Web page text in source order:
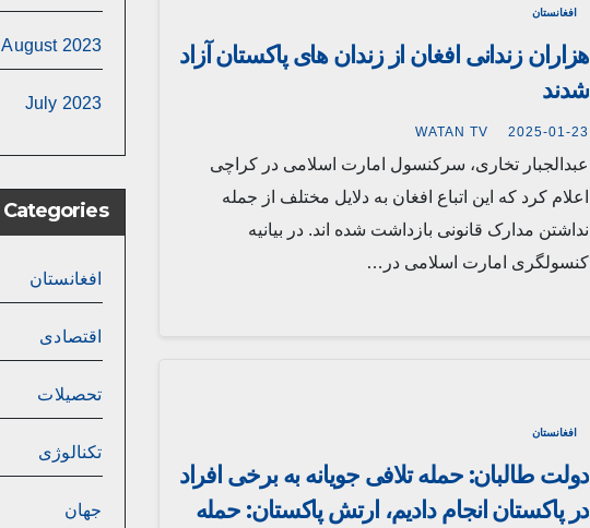
افغانستان
هزاران زندانی افغان از زندان های پاکستان آزاد
شدند
2025-01-23
WATAN TV
عبدالجبار تخاری، سرکنسول امارت اسلامی در کراچی
اعلام کرد که این اتباع افغان به دلایل مختلف از جمله
نداشتن مدارک قانونی بازداشت شده اند. در بیانیه
کنسولگری امارت اسلامی در…
افغانستان
دولت طالبان: حمله تلافی جویانه به برخی افراد
در پاکستان انجام دادیم، ارتش پاکستان: حمله
August 2023
July 2023
Categories
افغانستان
اقتصادی
تحصیلات
تکنالوژی
جهان